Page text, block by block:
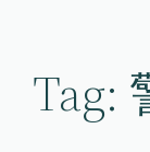
Tag: